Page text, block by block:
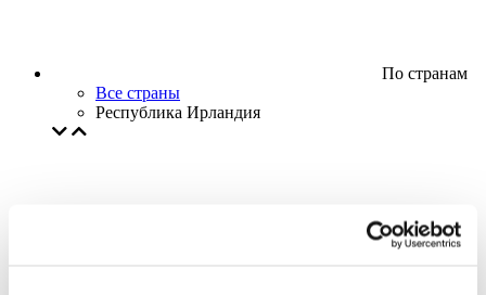
По странам
Все страны
Республика Ирландия